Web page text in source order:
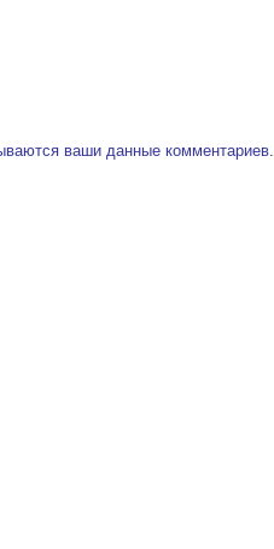
ваши данные комментариев.